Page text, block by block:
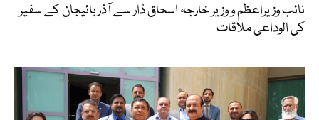
نائب وزیراعظم و وزیر خارجہ اسحاق ڈار سے آذربائیجان کے سفیر
کی الوداعی ملاقات